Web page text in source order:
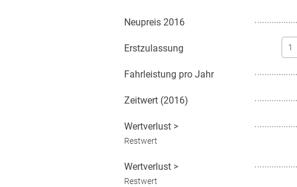
Neupreis 2016
Erstzulassung
Fahrleistung pro Jahr
Zeitwert (2016)
Wertverlust >
Restwert
Wertverlust >
Restwert